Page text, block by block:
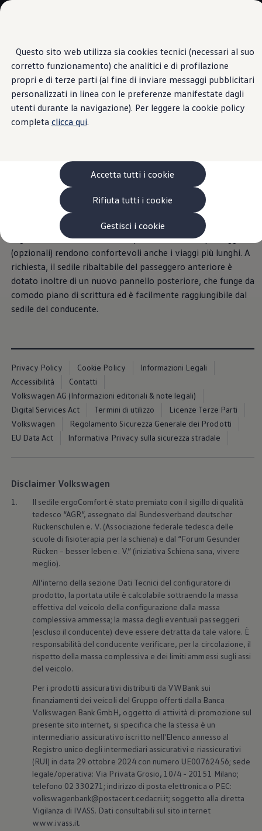
Questo sito web utilizza sia cookies tecnici (necessari al suo
corretto funzionamento) che analitici e di profilazione
propri e di terze parti (al fine di inviare messaggi pubblicitari
personalizzati in linea con le preferenze manifestate dagli
utenti durante la navigazione). Per leggere la cookie policy
completa clicca qui.
Accetta tutti i cookie
Rifiuta tutti i cookie
Gestisci i cookie
Passa ai
contenuti
principali
Passa
a
fondo
pagina
VanLife
Pick-up
Veicoli Commerciali Elettrici
Van
Modelli precedenti
Confronta i modelli
Configurazioni salvate
Volkswagen Auto
Acquista il tuo Veicolo Volkswagen
Ecoincentivi Volkswagen
5 Plus
Usato Certificato
Garanzia Usato
Assicurazioni
Clienti Business
Gamma, promozioni e servizi
Service Flotte
Area Contatti Clienti Business
Servizi Finanziari
Progetto Valore Volkswagen
Noleggio
Leasing Finanziario
Estensione Garanzia Usato
Furto e incendio
Sistemi di Identificazione Veicolo
Safe inMotion e Capital Safe +
Allestimenti e personalizzazioni
Allestimenti chiavi in mano
Trasporto persone con disabilità
Listini e Dati tecnici
Veicoli in pronta consegna
Mobilità elettrica e Ibrida Plug-In
Soluzioni di ricarica e autonomia
Simulatore del tempo di ricarica
Simulatore dell’autonomia
Ricarica domestica
Ricarica in movimento
Accessori per la ricarica
Calcolo percorso
Connettività e Sicurezza
VW Connect
VW Connect per Amarok
VW Connect per Transporter e Caravelle
Sistemi di assistenza alla guida
Aggiornamenti software
Aggiornamenti software per ID. Buzz
Car-Net e App-connect
California App
Service
Promozioni
Piani di Manutenzione
Ricambi, Oli Motore e Fluidi
Ruote e Pneumatici
Servizio Officina Mobile
Finanziamento Save&Care
Accessori
Manuale uso e Manutenzione
Servizio Mobilità
Garanzie
Informazioni utili
Mondo Volkswagen
Il Bar del Lunedì
VanLife Stories
75 anni di Bulli
Sedili ergonomici
Seduta più
confortevole,guida più
rilassata
Molto più di una postazione di lavoro ergonomica: i sedili
ergoComfort 1
con braccioli per conducente e passeggero
(opzionali) rendono confortevoli anche i viaggi più lunghi. A
richiesta, il sedile ribaltabile del passeggero anteriore è
dotato inoltre di un nuovo pannello posteriore, che funge da
comodo piano di scrittura ed è facilmente raggiungibile dal
sedile del conducente.
Privacy Policy Cookie Policy
Informazioni Legali
Accessibilità
Contatti
Volkswagen AG (Informazioni editoriali & note legali)
Digital Services Act
Termini di utilizzo
Licenze Terze Parti
Volkswagen
Regolamento Sicurezza Generale dei Prodotti
EU Data Act
Informativa Privacy sulla sicurezza stradale
Disclaimer Volkswagen
1.
Il sedile ergoComfort è stato premiato con il sigillo di qualità
tedesco “AGR”, assegnato dal Bundesverband deutscher
Rückenschulen e. V. (Associazione federale tedesca delle
scuole di fisioterapia per la schiena) e dal “Forum Gesunder
Rücken – besser leben e. V.” (iniziativa Schiena sana, vivere
meglio).
All’interno della sezione Dati Tecnici del configuratore di
prodotto, la portata utile è calcolabile sottraendo la massa
effettiva del veicolo della configurazione dalla massa
complessiva ammessa; la massa degli eventuali passeggeri
(escluso il conducente) deve essere detratta da tale valore. È
responsabilità del conducente verificare, per la circolazione, il
rispetto della massa complessiva e dei limiti ammessi sugli assi
del veicolo.
Per i prodotti assicurativi distribuiti da VWBank sui
finanziamenti dei veicoli del Gruppo offerti dalla Banca
Volkswagen Bank GmbH, oggetto di attività di promozione sul
presente sito internet, si specifica che la stessa è un
intermediario assicurativo iscritto nell'Elenco annesso al
Registro unico degli intermediari assicurativi e riassicurativi
(RUI) in data 29 ottobre 2024 con numero UE00762456; sede
legale/operativa: Via Privata Grosio, 10/4 - 20151 Milano;
telefono 02 330271; indirizzo di posta elettronica o PEC:
volkswagenbank@postacert.cedacri.it; soggetto alla diretta
Vigilanza di IVASS. Dati consultabili sul sito internet
www.ivass.it.